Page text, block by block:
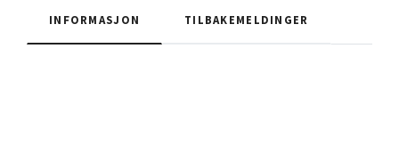
INFORMASJON TILBAKEMELDINGER